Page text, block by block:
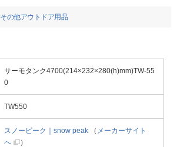
その他アウトドア用品
サーモタンク4700(214×232×280(h)mm)TW-55
0
TW550
スノーピーク｜snow peak （ メーカーサイト
へ
）